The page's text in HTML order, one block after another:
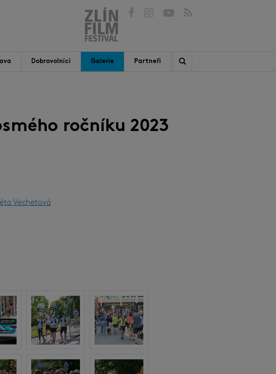
Dobrovolníci Galerie Partneři
ročníku 2023
Vechetová